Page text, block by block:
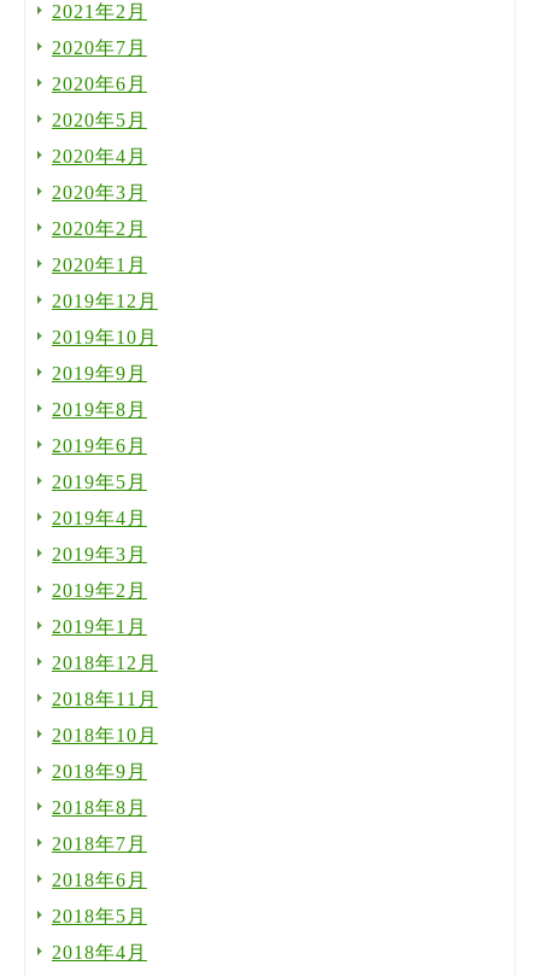
2021年2月
2020年7月
2020年6月
2020年5月
2020年4月
2020年3月
2020年2月
2020年1月
2019年12月
2019年10月
2019年9月
2019年8月
2019年6月
2019年5月
2019年4月
2019年3月
2019年2月
2019年1月
2018年12月
2018年11月
2018年10月
2018年9月
2018年8月
2018年7月
2018年6月
2018年5月
2018年4月